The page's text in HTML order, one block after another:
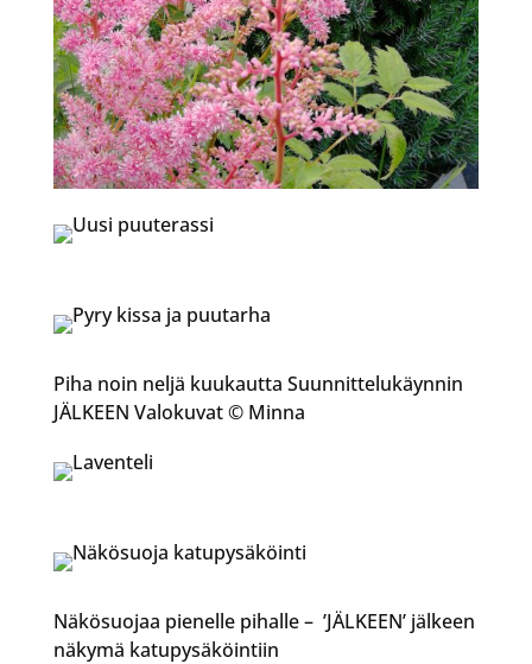
Piha noin neljä kuukautta Suunnittelukäynnin
JÄLKEEN Valokuvat © Minna
Näkösuojaa pienelle pihalle – ’JÄLKEEN’ jälkeen
näkymä katupysäköintiin